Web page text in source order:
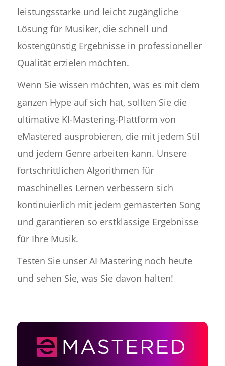
leistungsstarke und leicht zugängliche
Lösung für Musiker, die schnell und
kostengünstig Ergebnisse in professioneller
Qualität erzielen möchten.
Wenn Sie wissen möchten, was es mit dem
ganzen Hype auf sich hat, sollten Sie die
ultimative KI-Mastering-Plattform von
eMastered ausprobieren, die mit jedem Stil
und jedem Genre arbeiten kann. Unsere
fortschrittlichen Algorithmen für
maschinelles Lernen verbessern sich
kontinuierlich mit jedem gemasterten Song
und garantieren so erstklassige Ergebnisse
für Ihre Musik.
Testen Sie unser AI Mastering noch heute
und sehen Sie, was Sie davon halten!